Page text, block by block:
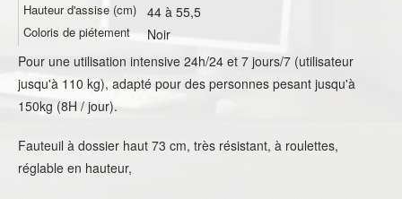
Hauteur d'assise (cm) 44 à 55,5
Coloris de piétement
Noir
Pour une utilisation intensive 24h/24 et 7 jours/7 (utilisateur
jusqu'à 110 kg), adapté pour des personnes pesant jusqu'à
150kg (8H / jour).
Fauteuil à dossier haut 73 cm, très résistant, à roulettes,
réglable en hauteur,